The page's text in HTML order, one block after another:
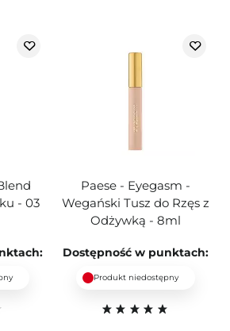
- 03
Paese - Eyegasm -
Wegański Tusz do Rzęs z
Odżywką - 8ml
Dostępność w punktach:
Produkt niedostępny